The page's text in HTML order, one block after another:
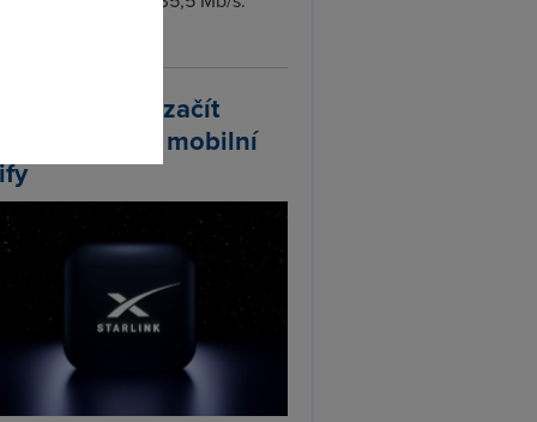
plánuje začít
vlastní mobilní